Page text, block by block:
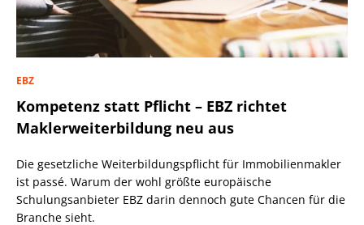
EBZ
Kompetenz statt Pflicht – EBZ richtet
Maklerweiterbildung neu aus
Die gesetzliche Weiterbildungspflicht für Immobilienmakler
ist passé. Warum der wohl größte europäische
Schulungsanbieter EBZ darin dennoch gute Chancen für die
Branche sieht.